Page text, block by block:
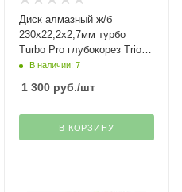
Диск алмазный ж/б
230х22,2х2,7мм турбо
Turbo Pro глубокорез Trio-
Diamond
В наличии: 7
1 300руб./шт
В КОРЗИНУ